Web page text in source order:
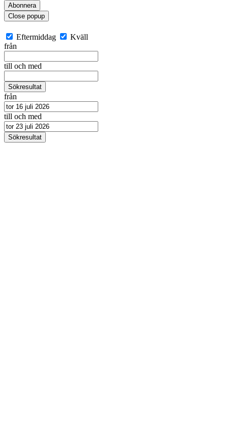
Abonnera
Close popup
Eftermiddag
Kväll
från
till och med
Sökresultat
från
till och med
Sökresultat